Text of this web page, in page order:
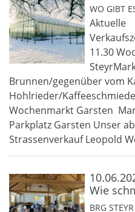
WO GIBT
Aktuelle
11.30
Brunnen/gegenüber vom
Hohlrieder/Kaffeeschmiede
Wochenmarkt Garsten
Parkplatz Garsten Unser
Strassenverkauf Leopold
Wie
BRG